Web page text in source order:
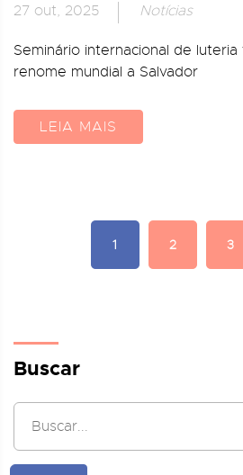
27 out, 2025 Notícias
Seminário internacional de
renome mundial a Salvador
LEIA MAIS
1 2 3
Buscar